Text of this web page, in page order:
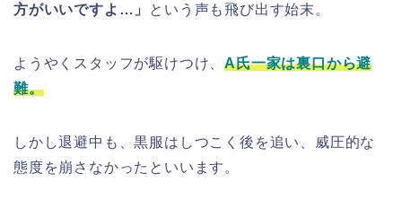
方がいいですよ…」
という声も飛び出す始末。
ようやくスタッフが駆けつけ、A氏一家は裏口から避
難。
しかし退避中も、黒服はしつこく後を追い、威圧的な
態度を崩さなかったといいます。